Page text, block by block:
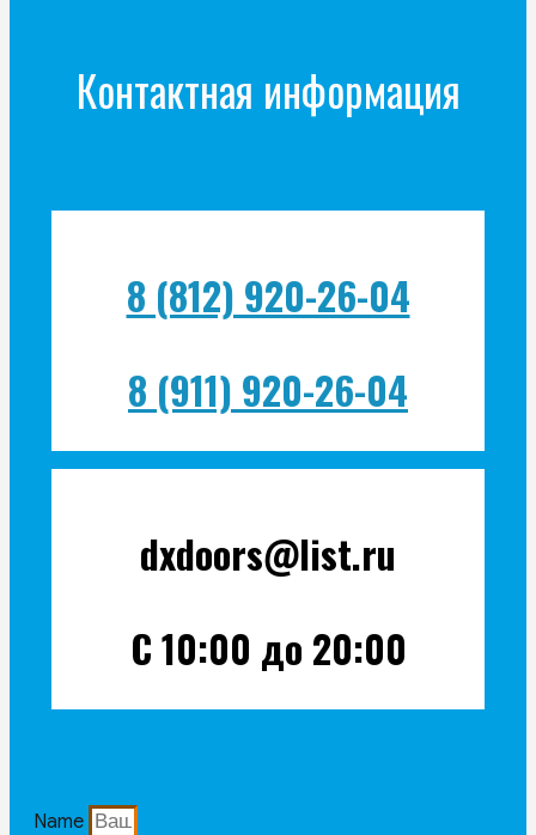
Контактная информация
8 (812) 920-26-04
8 (911) 920-26-04
dxdoors@list.ru
С 10:00 до 20:00
Name